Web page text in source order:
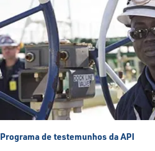
Programa de testemunhos da API